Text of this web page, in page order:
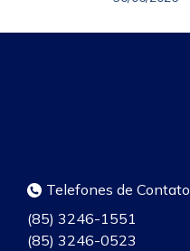
Telefones de Contato
(85) 3246-1551
(85) 3246-0523